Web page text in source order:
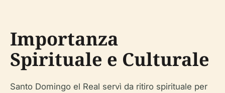
Importanza
Spirituale e Culturale
Santo Domingo el Real servì da ritiro spirituale per